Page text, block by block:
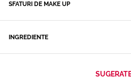
SFATURI DE MAKE UP
INGREDIENTE